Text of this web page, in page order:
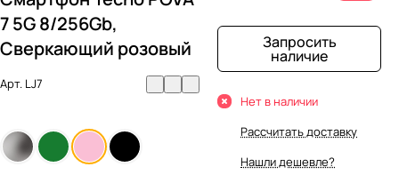
7 5G 8/256Gb,
Сверкающий розовый
Арт. LJ7
Запросить
наличие
Нет в наличии
Рассчитать доставку
Нашли дешевле?